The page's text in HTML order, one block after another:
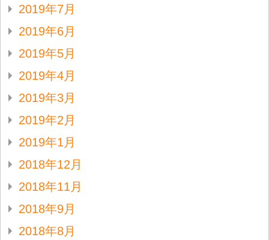
2019年7月
2019年6月
2019年5月
2019年4月
2019年3月
2019年2月
2019年1月
2018年12月
2018年11月
2018年9月
2018年8月